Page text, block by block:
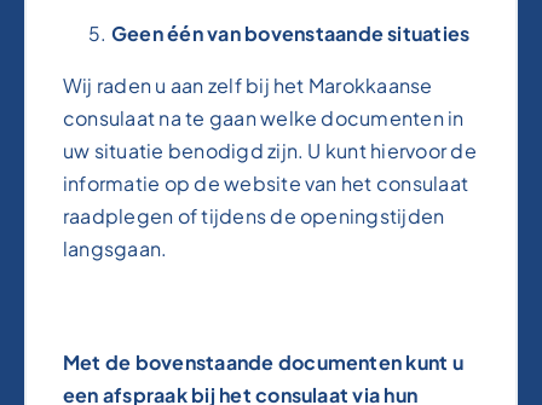
Geen één van bovenstaande situaties
Wij raden u aan zelf bij het Marokkaanse
consulaat na te gaan welke documenten in
uw situatie benodigd zijn. U kunt hiervoor de
informatie op de website van het consulaat
raadplegen of tijdens de openingstijden
langsgaan.
Met de bovenstaande documenten kunt u
een afspraak bij het consulaat via hun